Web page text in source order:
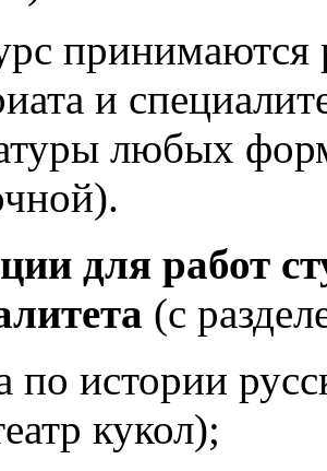
принимаются
и
любых
для работ
(с
по истории
кукол);